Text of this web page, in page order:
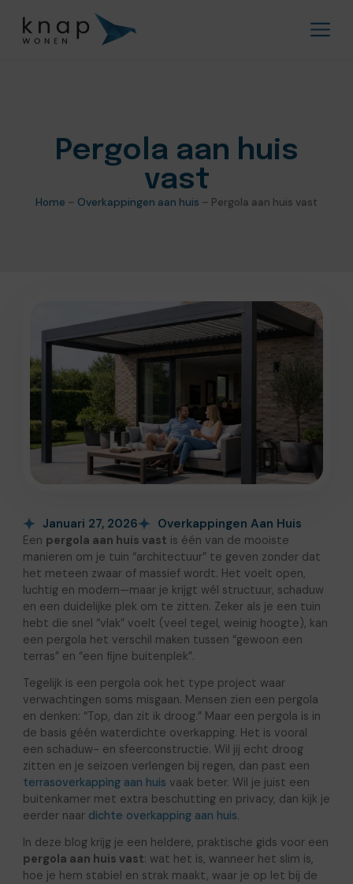
Pergola aan huis
vast
Home – Overkappingen aan huis – Pergola aan huis vast
Januari 27, 2026 Overkappingen Aan Huis
Een pergola aan huis vast is één van de mooiste
manieren om je tuin “architectuur” te geven zonder dat
het meteen zwaar of massief wordt. Het voelt open,
luchtig en modern—maar je krijgt wél structuur, schaduw
en een duidelijke plek om te zitten. Zeker als je een tuin
hebt die snel “vlak” voelt (veel tegel, weinig hoogte), kan
een pergola het verschil maken tussen “gewoon een
terras” en “een fijne buitenplek”.
Tegelijk is een pergola ook het type project waar
verwachtingen soms misgaan. Mensen zien een pergola
en denken: “Top, dan zit ik droog.” Maar een pergola is in
de basis géén waterdichte overkapping. Het is vooral
een schaduw- en sfeerconstructie. Wil jij echt droog
zitten en je seizoen verlengen bij regen, dan past een
terrasoverkapping aan huis vaak beter. Wil je juist een
buitenkamer met extra beschutting en privacy, dan kijk je
eerder naar dichte overkapping aan huis.
In deze blog krijg je een heldere, praktische gids voor een
pergola aan huis vast: wat het is, wanneer het slim is,
hoe je hem stabiel en strak maakt, waar je op let bij de